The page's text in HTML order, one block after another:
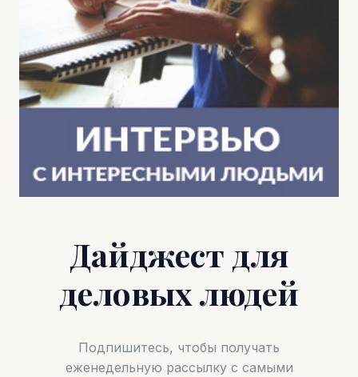
Дайджест для
деловых людей
Подпишитесь, чтобы получать
еженедельную рассылку с самыми